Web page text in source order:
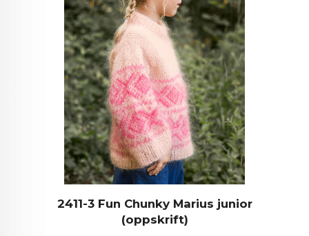
2411-3 Fun Chunky Marius junior
(oppskrift)